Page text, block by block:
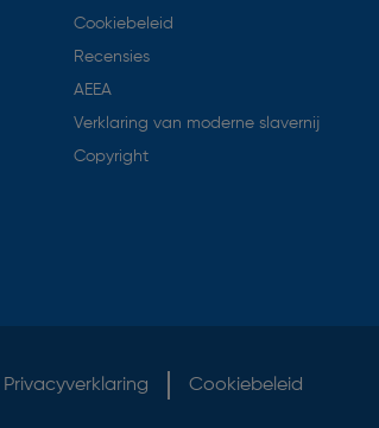
Cookiebeleid
Recensies
AEEA
Verklaring van moderne slavernij
Copyright
Privacyverklaring Cookiebeleid